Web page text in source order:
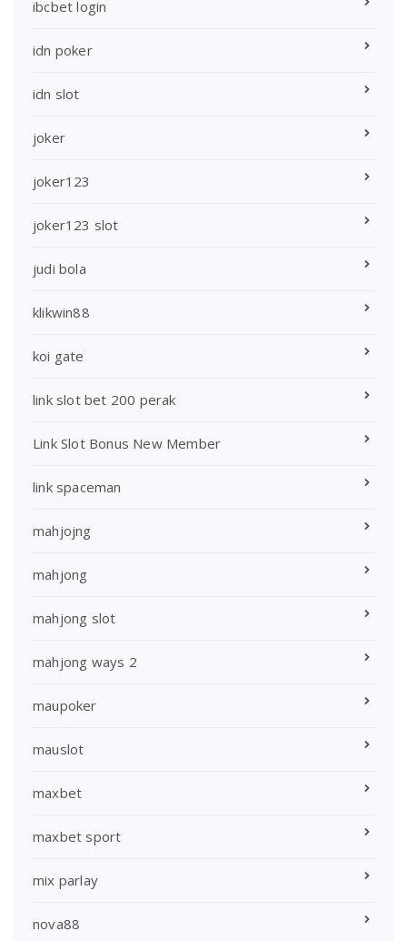
ibcbet login
idn poker
idn slot
joker
joker123
joker123 slot
judi bola
klikwin88
koi gate
link slot bet 200 perak
Link Slot Bonus New Member
link spaceman
mahjojng
mahjong
mahjong slot
mahjong ways 2
maupoker
mauslot
maxbet
maxbet sport
mix parlay
nova88